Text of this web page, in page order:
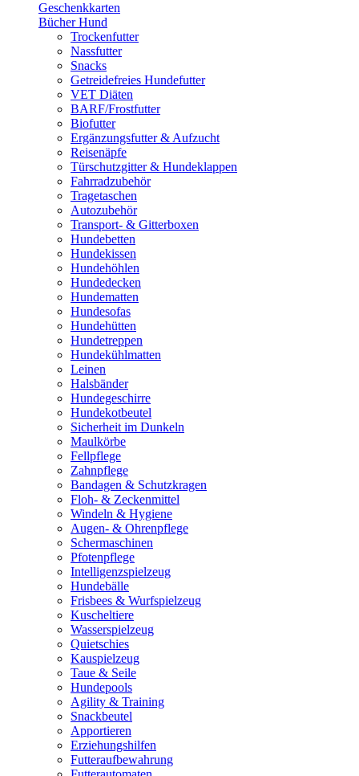
Geschenkkarten
Bücher Hund
Trockenfutter
Nassfutter
Snacks
Getreidefreies Hundefutter
VET Diäten
BARF/Frostfutter
Biofutter
Ergänzungsfutter & Aufzucht
Reisenäpfe
Türschutzgitter & Hundeklappen
Fahrradzubehör
Tragetaschen
Autozubehör
Transport- & Gitterboxen
Hundebetten
Hundekissen
Hundehöhlen
Hundedecken
Hundematten
Hundesofas
Hundehütten
Hundetreppen
Hundekühlmatten
Leinen
Halsbänder
Hundegeschirre
Hundekotbeutel
Sicherheit im Dunkeln
Maulkörbe
Fellpflege
Zahnpflege
Bandagen & Schutzkragen
Floh- & Zeckenmittel
Windeln & Hygiene
Augen- & Ohrenpflege
Schermaschinen
Pfotenpflege
Intelligenzspielzeug
Hundebälle
Frisbees & Wurfspielzeug
Kuscheltiere
Wasserspielzeug
Quietschies
Kauspielzeug
Taue & Seile
Hundepools
Agility & Training
Snackbeutel
Apportieren
Erziehungshilfen
Futteraufbewahrung